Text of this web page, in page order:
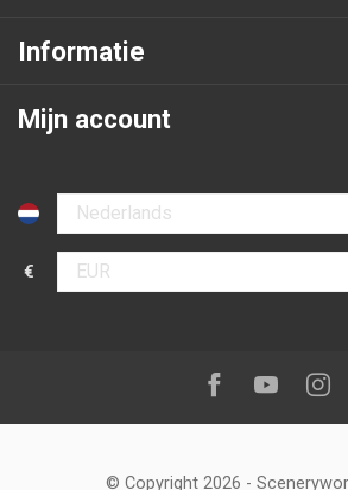
Informatie
Mijn account
Selecteer taal
€
Selecteer valuta
Volg ons op:Facebook
Youtube
© Copyright 2026 -